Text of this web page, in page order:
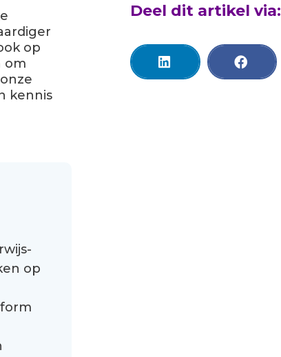
op
om
kennis
op
Deel dit artikel via: